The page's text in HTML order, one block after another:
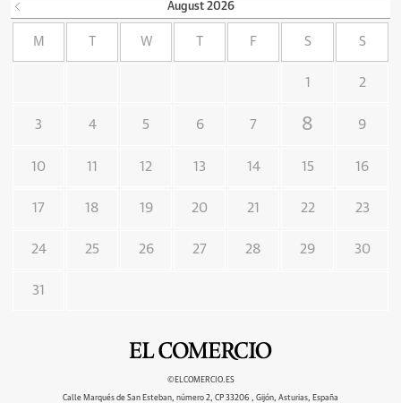
August 2026
M W F S S
1 2
3 4 5 6 7 8 9
10 11 12 13 14 15 16
17 18 19 20 21 22 23
24 25 26 27 28 29 30
31
©ELCOMERCIO.ES
Calle Marqués de San Esteban, número 2, CP 33206 , Gijón, Asturias, España